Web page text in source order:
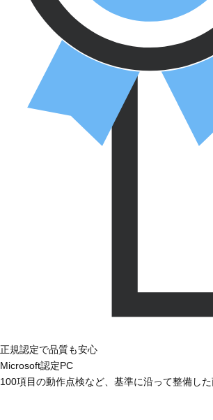
正規認定で品質も安心
Microsoft認定PC
100項目の動作点検など、基準に沿って整備し